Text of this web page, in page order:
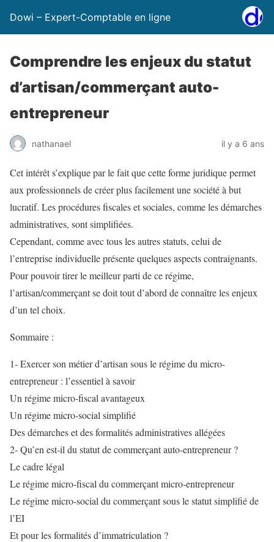
Dowi – Expert-Comptable en ligne
Comprendre les enjeux du statut
d’artisan/commerçant auto-
entrepreneur
nathanael il y a 6 ans
Cet intérêt s’explique par le fait que cette forme juridique permet
aux professionnels de créer plus facilement une société à but
lucratif. Les procédures fiscales et sociales, comme les démarches
administratives, sont simplifiées.
Cependant, comme avec tous les autres statuts, celui de
l’entreprise individuelle présente quelques aspects contraignants.
Pour pouvoir tirer le meilleur parti de ce régime,
l’artisan/commerçant se doit tout d’abord de connaître les enjeux
d’un tel choix.
Sommaire :
1- Exercer son métier d’artisan sous le régime du micro-
entrepreneur : l’essentiel à savoir
Un régime micro-fiscal avantageux
Un régime micro-social simplifié
Des démarches et des formalités administratives allégées
2- Qu’en est-il du statut de commerçant auto-entrepreneur ?
Le cadre légal
Le régime micro-fiscal du commerçant micro-entrepreneur
Le régime micro-social du commerçant sous le statut simplifié de
l’EI
Et pour les formalités d’immatriculation ?